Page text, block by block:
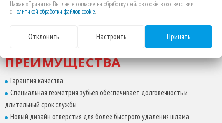
улучшенный отвод тепла во время сверления позволяет
достаточно глубокие выемки между зубьями увеличивают
эффективность удаления стружки и предотвращают застревание
и перегрев коронки.
специальный угол заточки зубьев предотвращает поломку их
при сверлении в тонком материале.
Требует меньше давления при подаче – это достигнуто
благодаря комбинации агрессивной геометрии зуба и быстром
удаленнии стружки.
– Гипсокартон
ПРЕИМУЩЕСТВА
Гарантия качества
Специальная геометрия зубьев обеспечивает долговечность и
длительный срок службы
Новый дизайн отверстия для более быстрого удаления шлама
Нажав «Принять», Вы даете согласие на обработку файлов cookie в соответствии
с Политикой обработки файлов cookie.
Отклонить Настроить Принять